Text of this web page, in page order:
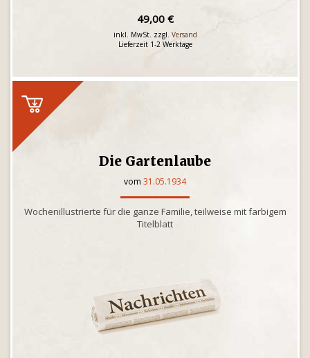
49,00 €
inkl. MwSt. zzgl. Versand
Lieferzeit 1-2 Werktage
Die Gartenlaube
vom 31.05.1934
Wochenillustrierte für die ganze Familie, teilweise mit farbigem
Titelblatt